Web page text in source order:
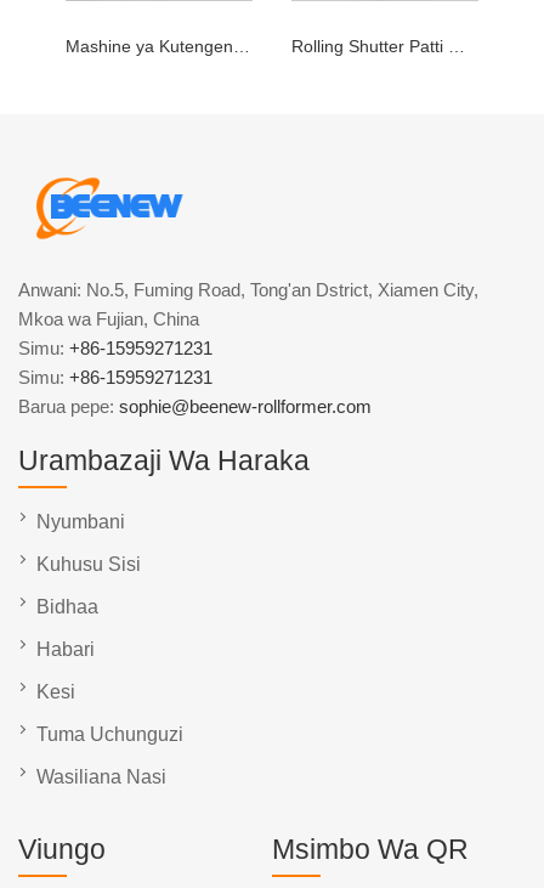
Anwani: No.5, Fuming Road, Tong'an Dstrict, Xiamen City,
Mkoa wa Fujian, China
Simu: +86-15959271231
Simu: +86-15959271231
Barua pepe: sophie@beenew-rollformer.com
Urambazaji Wa Haraka
Nyumbani
Kuhusu Sisi
Bidhaa
Habari
Kesi
Tuma Uchunguzi
Wasiliana Nasi
Viungo Msimbo Wa QR